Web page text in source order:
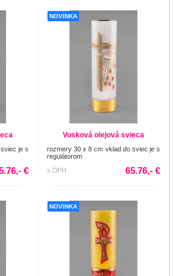
je s
€
NOVINKA
Vosková olejová svieca
rozmery 30 x 8 cm vklad do sviec je s
regulátorom
s DPH
65.76,- €
NOVINKA